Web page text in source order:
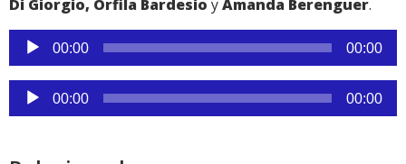
Di Giorgio, Orfila Bardesio yAmanda Berenguer.
Reproductor
de
audio
00:00 00:00
Reproductor
de
00:00 00:00